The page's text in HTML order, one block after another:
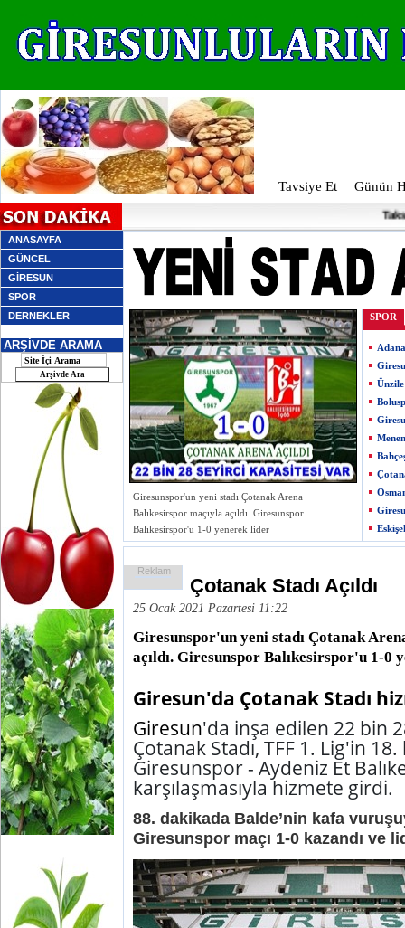
Tavsiye Et Günün
ANASAYFA
GÜNCEL
GİRESUN
SPOR
DERNEKLER
ARŞİVDE ARAMA
Giresunspor'un yeni stadı Çotanak Arena
Balıkesirspor maçıyla açıldı. Giresunspor
Balıkesirspor'u 1-0 yenerek lider
SPOR
Reklam
Çotanak Stadı Açıldı
25 Ocak 2021 Pazartesi 11:22
Giresunspor'un yeni stadı Çotanak
açıldı. Giresunspor Balıkesirspor'u 1-
Giresun'da Çotanak Stadı
Giresun'da inşa edilen 22 bin
Çotanak Stadı, TFF 1. Lig'in
Giresunspor - Aydeniz Et
karşılaşmasıyla hizmete girdi.
88. dakikada Balde’nin kafa
Giresunspor maçı 1-0 kazandı ve